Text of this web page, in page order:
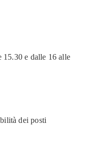
15.30 e dalle 16 alle
dei posti